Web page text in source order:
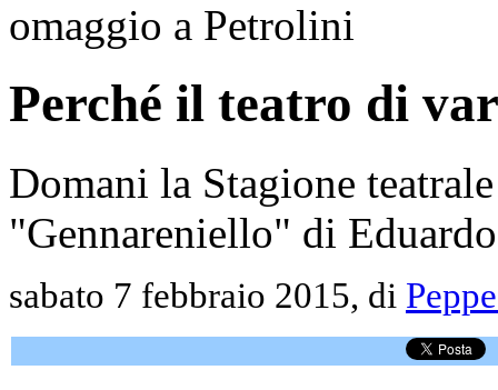
omaggio a Petrolini
Perché il teatro di
Domani la Stagione
"Gennareniello" di
sabato 7 febbraio 2015, di